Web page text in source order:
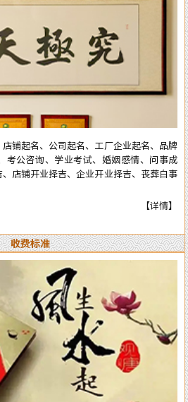
格，从不虚言巧语的业德而深受广大各界
证明实力，陈洲先生能够三十多年从业至
多，可想而知陈洲先生的学术修为的高深
司网站对外服务项目，
服务质量绝对精准实用。详情了解可拔打
（微信同号），进行咨询了解。
铺起名、公司起名、工厂企业起名、品牌
考公咨询、学业考试、婚姻感情、问事成
店铺开业择吉、企业开业择吉、丧葬白事
【详情】
收费标准
[2026-06-22]
[2026-05-23]